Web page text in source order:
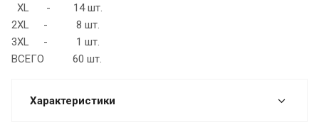
XL - 14 шт.
2XL - 8 шт.
3XL - 1 шт.
ВСЕГО 60 шт.
Характеристики